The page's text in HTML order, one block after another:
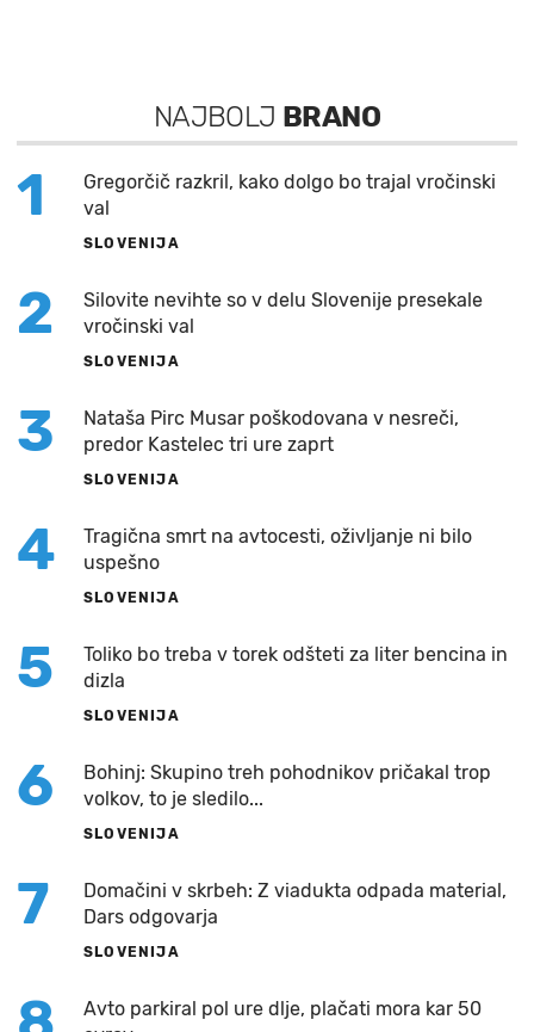
NAJBOLJ BRANO
1
Gregorčič razkril, kako dolgo bo trajal vročinski
val
SLOVENIJA
2
Silovite nevihte so v delu Slovenije presekale
vročinski val
SLOVENIJA
3
Nataša Pirc Musar poškodovana v nesreči,
predor Kastelec tri ure zaprt
SLOVENIJA
4
Tragična smrt na avtocesti, oživljanje ni bilo
uspešno
SLOVENIJA
5
Toliko bo treba v torek odšteti za liter bencina in
dizla
SLOVENIJA
6
Bohinj: Skupino treh pohodnikov pričakal trop
volkov, to je sledilo...
SLOVENIJA
7
Domačini v skrbeh: Z viadukta odpada material,
Dars odgovarja
SLOVENIJA
Avto parkiral pol ure dlje, plačati mora kar 50